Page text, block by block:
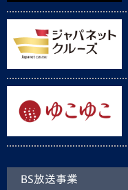
BS放送事業